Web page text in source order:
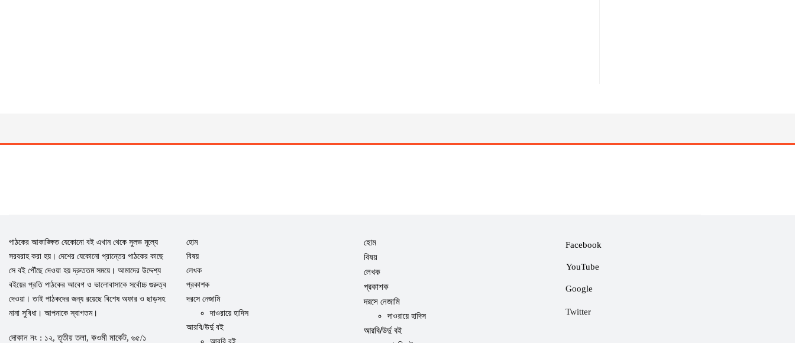
পাঠকের আকাঙ্ক্ষিত যেকোনো বই এখান থেকে সুলভ মূল্যে
সরবরাহ করা হয়। দেশের যেকোনো প্রান্তের পাঠকের কাছে
সে বই পৌঁছে দেওয়া হয় দ্রুততম সময়ে। আমাদের উদ্দেশ্য
বইয়ের প্রতি পাঠকের আবেগ ও ভালোবাসাকে সর্বোচ্চ গুরুত্ব
দেওয়া। তাই পাঠকদের জন্য রয়েছে বিশেষ অফার ও ছাড়সহ
নানা সুবিধা। আপনাকে স্বাগতম।
দোকান নং : ১২, তৃতীয় তলা, কওমী মার্কেট, ৬৫/১
হোম
বিষয়
লেখক
প্রকাশক
দরসে নেজামি
দাওরায়ে হাদিস
আরবি/উর্দু বই
হোম
বিষয়
লেখক
প্রকাশক
দরসে নেজামি
দাওরায়ে হাদিস
আরবি/উর্দু বই
Facebook
YouTube
Google
Twitter